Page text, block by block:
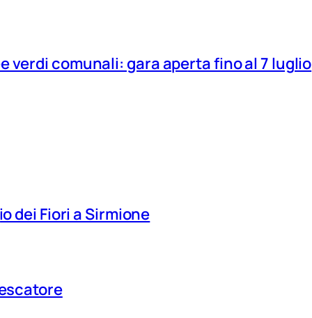
verdi comunali: gara aperta fino al 7 luglio
dei Fiori a Sirmione